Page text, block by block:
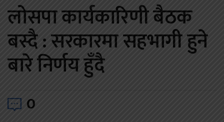
लोसपा कार्यकारिणी बैठक
बस्दै : सरकारमा सहभागी हुने
बारे निर्णय हुँदै
0